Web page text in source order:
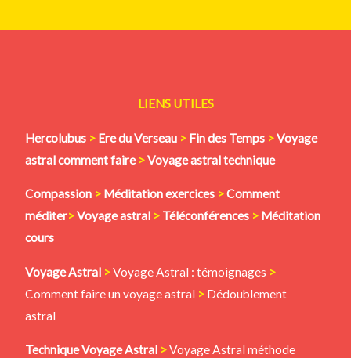
LIENS UTILES
Hercolubus > Ere du Verseau > Fin des Temps >Voyage
astral comment faire >Voyage astral technique
Compassion > Méditationexercices >Comment
méditer>Voyage astral > Téléconférences > Méditation
cours
Voyage Astral >Voyage Astral : témoignages >
Comment faire un voyage astral > Dédoublement
astral
Technique Voyage Astral >Voyage Astral méthode